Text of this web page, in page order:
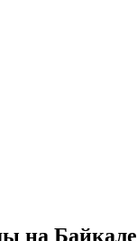
на Байкале